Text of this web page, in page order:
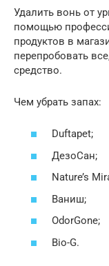
Удалить вонь от
помощью
продуктов в
перепробовать
средство.
Чем убрать запах:
Duftapet;
ДезоСан;
Nature’s
Ваниш;
OdorGone;
Bio-G.